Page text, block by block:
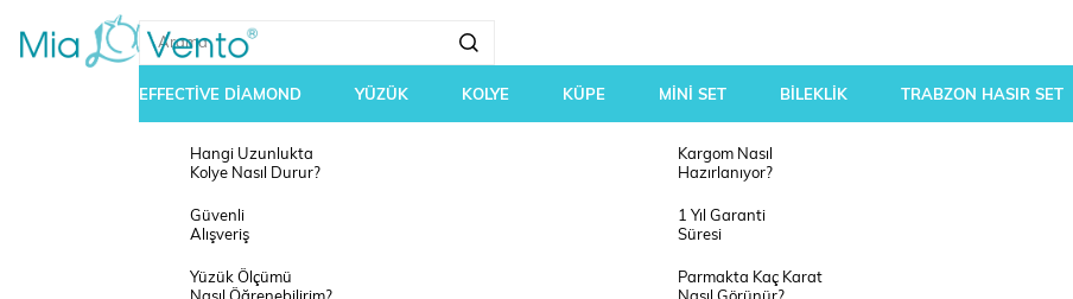
EFFECTİVE DİAMOND YÜZÜK KOLYE KÜPE MİNİ SET BİLEKLİK TRABZON HASIR SET
Hangi Uzunlukta
Kolye Nasıl Durur?
Kargom Nasıl
Hazırlanıyor?
Güvenli
Alışveriş
1 Yıl Garanti
Süresi
Yüzük Ölçümü
Parmakta Kaç Karat